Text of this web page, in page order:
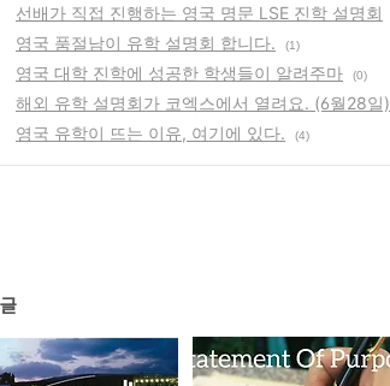
선배가 직접 진행하는 영국 명문 LSE 진학 설명회
영국 품절남이 유학 설명회 합니다. (1)
영국 대학 진학에 성공한 학생들이 알려주마 (0)
해외 유학 설명회가 코엑스에서 열려요. (6월28일)
영국 유학이 뜨는 이유, 여기에 있다. (4)